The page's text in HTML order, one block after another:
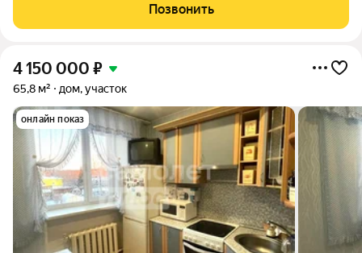
Позвонить
4 150 000 ₽
65,8 м² дом, участок
онлайн показ